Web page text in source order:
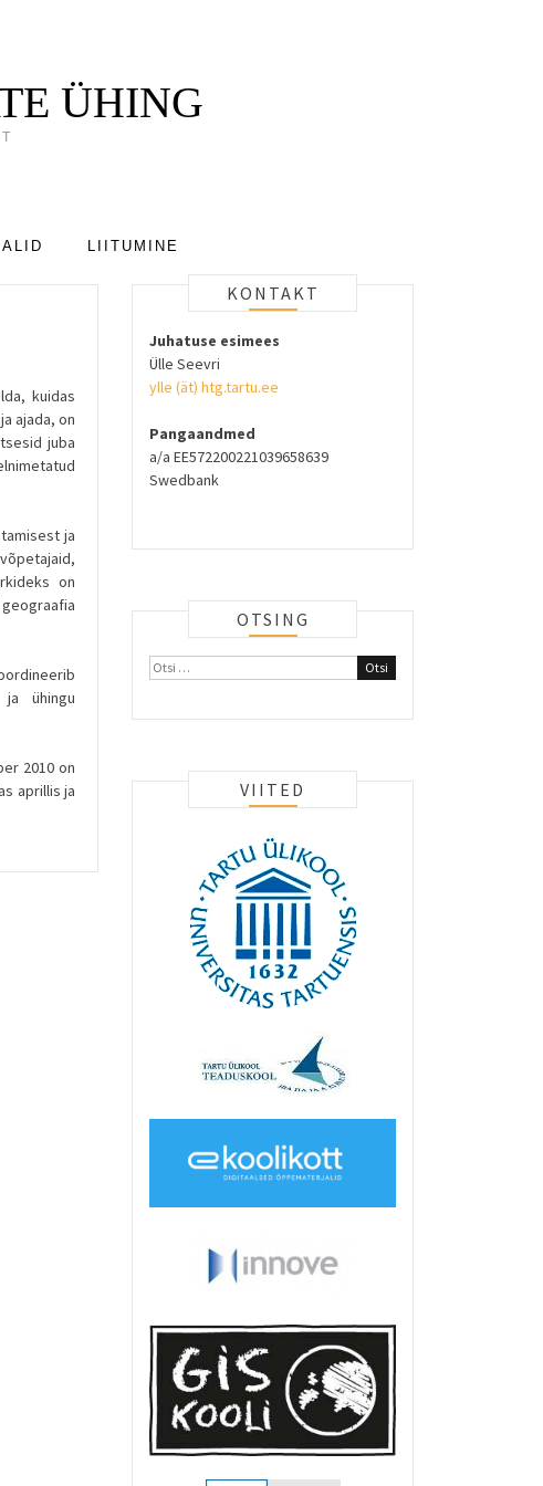
ÜHING
LIITUMINE
kuidas
ajada, on
juba
ja
on
ühingu
2010 on
aprillis ja
KONTAKT
Juhatuse esimees
Ülle Seevri
ylle (ät) htg.tartu.ee
Pangaandmed
a/a EE572200221039658639
Swedbank
OTSING
Otsi:
VIITED